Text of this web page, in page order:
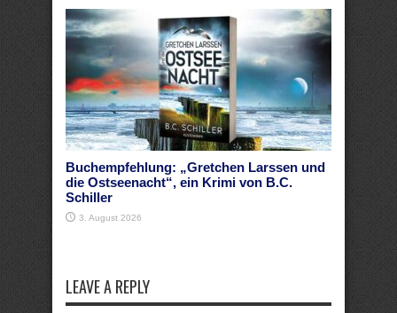
Buchempfehlung: „Gretchen Larssen und
die Ostseenacht“, ein Krimi von B.C.
Schiller
3. August 2026
LEAVE A REPLY